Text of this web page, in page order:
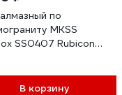
по
MKSS
SS0407 Rubicon
В корзину